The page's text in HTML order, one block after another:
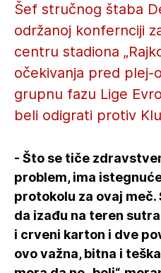
Šef stručnog štaba
održanoj konfernciji
centru stadiona
očekivanja pred plej-
grupnu fazu Lige
beli odigrati protiv
- Što se tiče
problem, ima
protokolu za ovaj
da izađu na teren sutra
i crveni karton i dve
ovo važna, bitna i